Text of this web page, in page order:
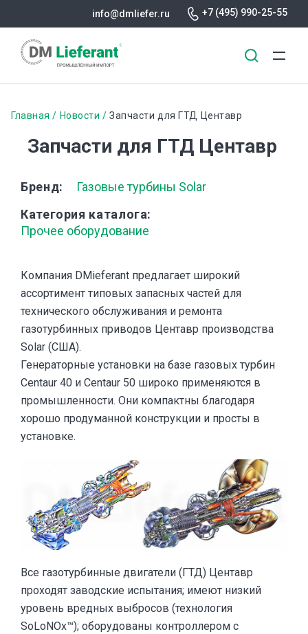
содержанию
info@dmliefer.ru +7 (495) 990-25-55
Строка
навигации
Главная Новости Запчасти для ГТД Центавр
Запчасти для ГТД Центавр
Бренд
Газовые турбины Solar
Категория каталога
Прочее оборудование
Компания DMieferant предлагает широкий
ассортимент типовых запасных частей для
технического обслуживания и ремонта
газотурбинных приводов Центавр производства
Solar (США).
Генераторные установки на базе газовых турбин
Centaur 40 и Centaur 50 широко применяются в
промышленности. Они компактны благодаря
хорошо продуманной конструкции и просты в
установке.
Все газотурбинные двигатели (ГТД) Центавр
проходят заводские испытания; имеют низкий
уровень вредных выбросов (технология
SoLoNOx™); оборудованы контроллером с